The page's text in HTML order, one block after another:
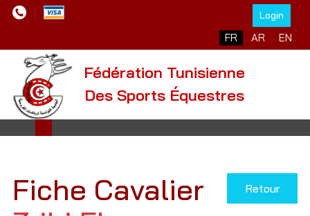
Login
Sélectionnez votre
FR AR EN
Fédération Tunisienne
Des Sports Équestres
Retour
Fiche Cavalier